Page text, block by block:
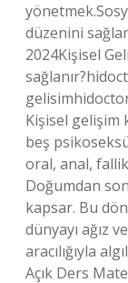
düzenini
2024Kişisel
Kişisel gelişim
beş
oral, anal,
Doğumdan
kapsar. Bu
dünyayı ağız
aracılığıyla
Açık Ders